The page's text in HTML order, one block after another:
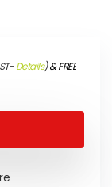
Details)&FREE